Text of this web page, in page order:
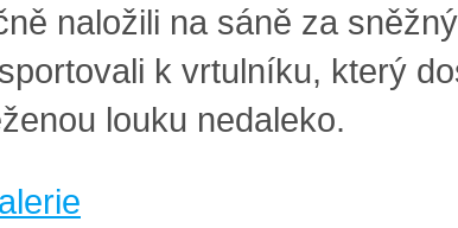
naložili na sáně za
k vrtulníku, který
louku nedaleko.